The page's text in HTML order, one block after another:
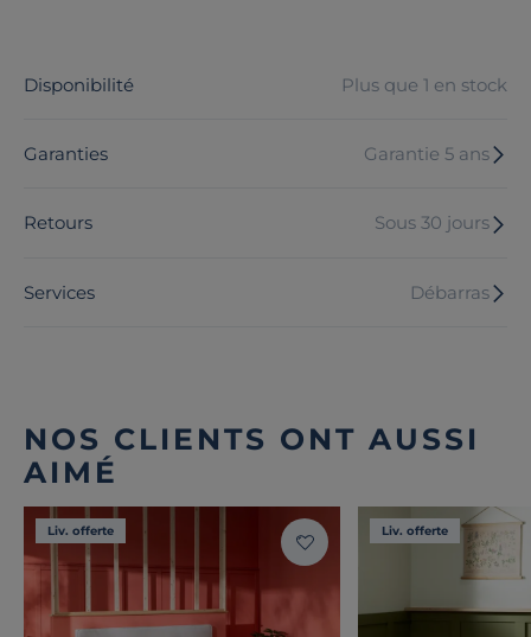
Disponibilité Plus que 1 en stock
Garanties Garantie 5 ans
Retours Sous 30 jours
Services Débarras
NOS CLIENTS ONT AUSSI
AIMÉ
Liv. offerte Liv. offerte